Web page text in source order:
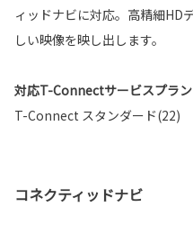
ィッドナビに対応。高精細HD
しい映像を映し出します。
対応T-Connectサービスプラン
T-Connect スタンダード(22)
コネクティッドナビ